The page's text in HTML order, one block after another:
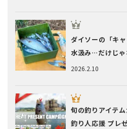
2026.2.10
ダイソーの「キ
水汲み…だけじ
旬の釣りアイテム
釣り人応援 プレ